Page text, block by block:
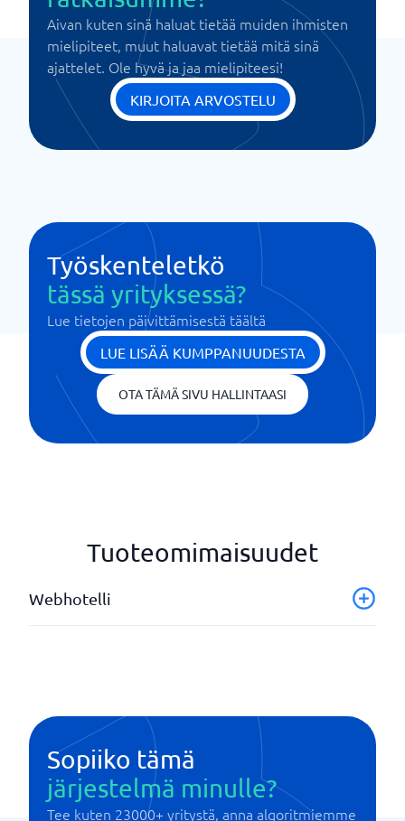
Aivan kuten sinä haluat tietää muiden ihmisten
mielipiteet, muut haluavat tietää mitä sinä
ajattelet. Ole hyvä ja jaa mielipiteesi!
KIRJOITA ARVOSTELU
Työskenteletkö
tässä yrityksessä?
Lue tietojen päivittämisestä täältä
LUE LISÄÄ KUMPPANUUDESTA
OTA TÄMÄ SIVU HALLINTAASI
Tuoteomimaisuudet
Webhotelli
Tietovarastointi
Varmuuskopiointi
Verkkotilastot
Sopiiko tämä
järjestelmä minulle?
Tee kuten 23000+ yritystä, anna algoritmiemme